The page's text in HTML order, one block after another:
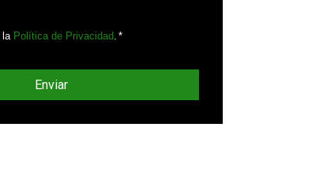
la Política de Privacidad. *